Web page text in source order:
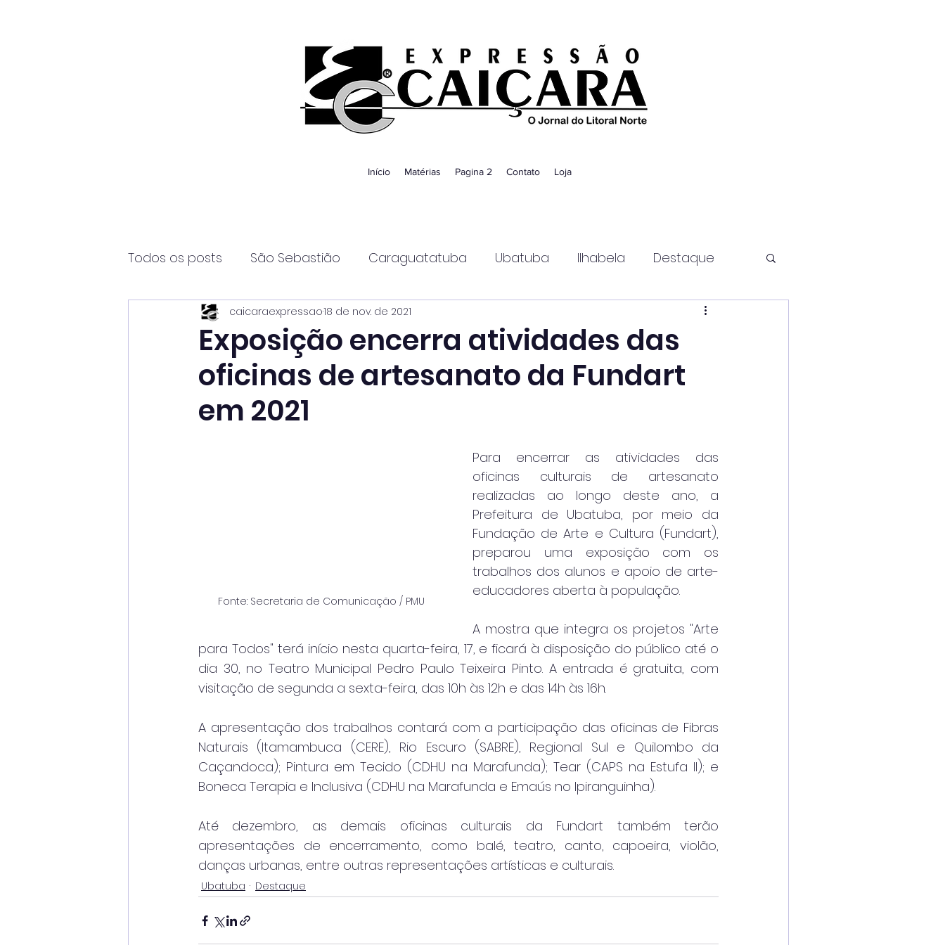
Início Matérias Pagina 2 Contato Loja
Todos os posts São Sebastião Caraguatatuba Ubatuba Ilhabela Destaque
Página2 Itanhaém Guaratinguetá
Exposição encerra atividades das
oficinas de artesanato da Fundart
em 2021
caicaraexpressao18 de nov. de 2021
Fonte: Secretaria de Comunicação / PMU
Para encerrar as atividades das
oficinas culturais de artesanato
realizadas ao longo deste ano, a
Prefeitura de Ubatuba, por meio da
Fundação de Arte e Cultura (Fundart),
preparou uma exposição com os
trabalhos dos alunos e apoio de arte-
educadores aberta à população.
A mostra que integra os projetos "Arte
para Todos" terá início nesta quarta-feira, 17, e ficará à disposição do público até o
dia 30, no Teatro Municipal Pedro Paulo Teixeira Pinto. A entrada é gratuita, com
visitação de segunda a sexta-feira, das 10h às 12h e das 14h às 16h.
A apresentação dos trabalhos contará com a participação das oficinas de Fibras
Naturais (Itamambuca (CERE), Rio Escuro (SABRE), Regional Sul e Quilombo da
Caçandoca); Pintura em Tecido (CDHU na Marafunda); Tear (CAPS na Estufa II); e
Boneca Terapia e Inclusiva (CDHU na Marafunda e Emaús no Ipiranguinha).
Até dezembro, as demais oficinas culturais da Fundart também terão
apresentações de encerramento, como balé, teatro, canto, capoeira, violão,
danças urbanas, entre outras representações artísticas e culturais.
Ubatuba Destaque